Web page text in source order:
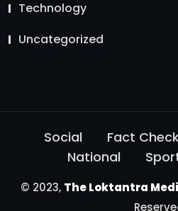
Technology
Uncategorized
Social Fact
National
© 2023, The Loktantra